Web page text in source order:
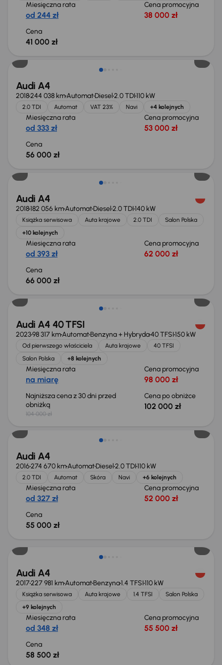
Miesięczna rata
od 244 zł
Cena promocyjna
38 000 zł
Cena
41 000 zł
Audi A4
2018244 038 kmAutomatDiesel2.0 TDI110 kW
2.0 TDI Automat VAT 23% Navi +4 kolejnych
Miesięczna rata
od 333 zł
Cena promocyjna
53 000 zł
Cena
56 000 zł
Audi A4
2018182 056 kmAutomatDiesel2.0 TDI140 kW
Książka serwisowa Auta krajowe 2.0 TDI
Salon Polska
+10 kolejnych
Miesięczna rata
od 393 zł
Cena promocyjna
62 000 zł
Cena
66 000 zł
Taniej o 2 000 zł
Audi A4 40 TFSI
202398 317 kmAutomatBenzyna + Hybryda40 TFSI150 kW
Od pierwszego właściciela Auta krajowe
40 TFSI
Salon Polska
+8 kolejnych
Miesięczna rata
na miarę
Cena promocyjna
98 000 zł
Najniższa cena z 30 dni przed
obniżką
104 000 zł
Cena po obniżce
102 000 zł
Audi A4
2016274 670 kmAutomatDiesel2.0 TDI110 kW
2.0 TDI Automat Skóra Navi +6 kolejnych
Miesięczna rata
od 327 zł
Cena promocyjna
52 000 zł
Cena
55 000 zł
Audi A4
2017227 981 kmAutomatBenzyna1.4 TFSI110 kW
Książka serwisowa Auta krajowe 1.4 TFSI
Salon Polska
+9 kolejnych
Miesięczna rata
od 348 zł
Cena promocyjna
55 500 zł
Cena
58 500 zł